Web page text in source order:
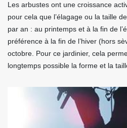
Les arbustes ont une croissance
pour cela que l’élagage ou la taille
par an : au printemps et à la fin de
préférence à la fin de l’hiver (hors
octobre. Pour ce jardinier, cela
longtemps possible la forme et la